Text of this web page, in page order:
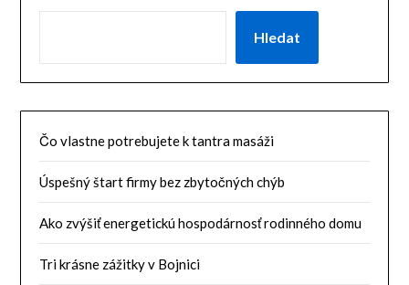
Hledat
Čo vlastne potrebujete k tantra masáži
Úspešný štart firmy bez zbytočných chýb
Ako zvýšiť energetickú hospodárnosť rodinného domu
Tri krásne zážitky v Bojnici